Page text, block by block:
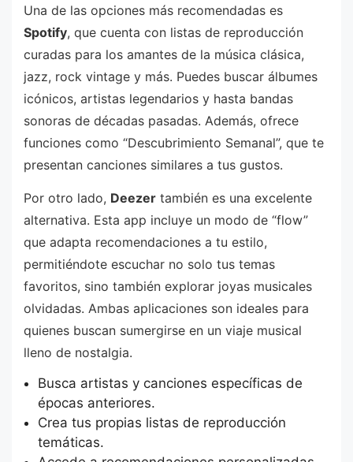
Una de las opciones más recomendadas es
Spotify, que cuenta con listas de reproducción
curadas para los amantes de la música clásica,
jazz, rock vintage y más. Puedes buscar álbumes
icónicos, artistas legendarios y hasta bandas
sonoras de décadas pasadas. Además, ofrece
funciones como “Descubrimiento Semanal”, que te
presentan canciones similares a tus gustos.
Por otro lado, Deezer también es una excelente
alternativa. Esta app incluye un modo de “flow”
que adapta recomendaciones a tu estilo,
permitiéndote escuchar no solo tus temas
favoritos, sino también explorar joyas musicales
olvidadas. Ambas aplicaciones son ideales para
quienes buscan sumergirse en un viaje musical
lleno de nostalgia.
Busca artistas y canciones específicas de
épocas anteriores.
Crea tus propias listas de reproducción
temáticas.